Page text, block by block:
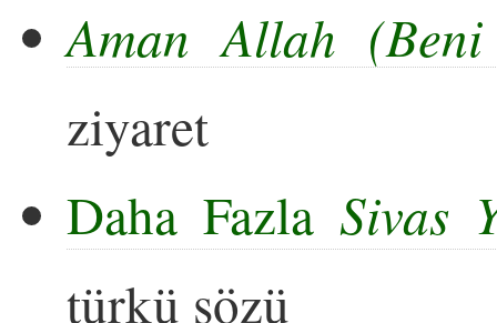
Aman Allah
ziyaret
Daha Fazla Sivas
türkü sözü